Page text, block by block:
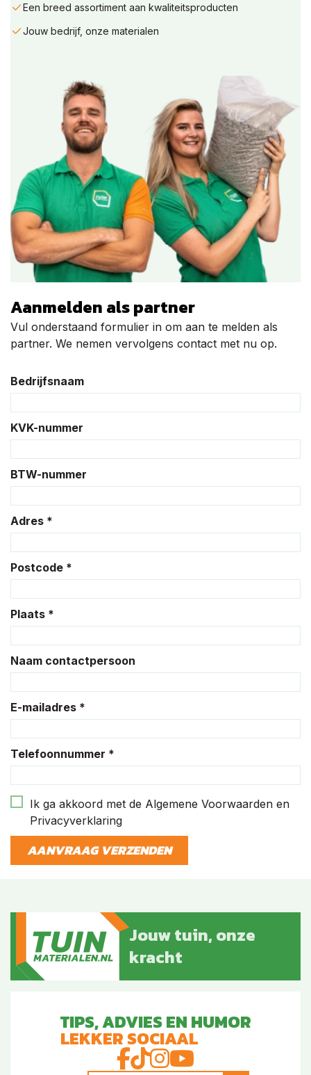
Een breed assortiment aan kwaliteitsproducten
Jouw bedrijf, onze materialen
Aanmelden als partner
Vul onderstaand formulier in om aan te melden als
partner. We nemen vervolgens contact met nu op.
Bedrijfsnaam
KVK-nummer
BTW-nummer
Adres *
Postcode *
Plaats *
Naam contactpersoon
E-mailadres *
Telefoonnummer *
Ik ga akkoord met de Algemene Voorwaarden en
Privacyverklaring
AANVRAAG VERZENDEN
Jouw tuin, onze
kracht
TIPS, ADVIES EN HUMOR
LEKKER SOCIAAL